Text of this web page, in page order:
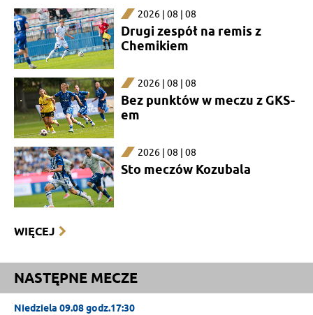
2026 | 08 | 08
Drugi zespół na remis z
Chemikiem
2026 | 08 | 08
Bez punktów w meczu z GKS-
em
2026 | 08 | 08
Sto meczów Kozubala
WIĘCEJ
NASTĘPNE MECZE
Niedziela 09.08 godz.17:30